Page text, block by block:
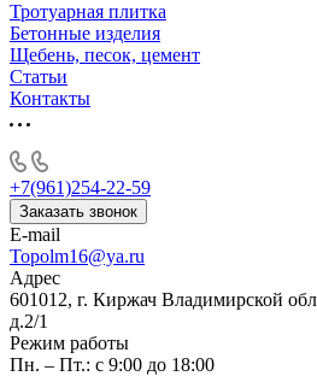
Тротуарная плитка
Бетонные изделия
Щебень, песок, цемент
Статьи
Контакты
+7(961)254-22-59
Заказать звонок
E-mail
Topolm16@ya.ru
Адрес
601012, г. Киржач Владимирской
д.2/1
Режим работы
Пн. – Пт.: с 9:00 до 18:00